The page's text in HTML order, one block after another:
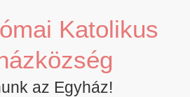
Katolikus
az Egyház!